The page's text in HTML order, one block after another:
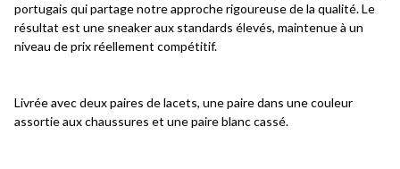
portugais qui partage notre approche rigoureuse de la qualité. Le
résultat est une sneaker aux standards élevés, maintenue à un
niveau de prix réellement compétitif.
Livrée avec deux paires de lacets, une paire dans une couleur
assortie aux chaussures et une paire blanc cassé.